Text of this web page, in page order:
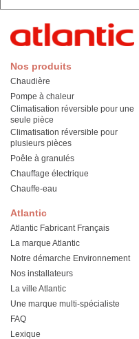
Atlantic
Atlantic Fabricant Français
La marque Atlantic
Notre démarche Environnement
Nos installateurs
La ville Atlantic
Une marque multi-spécialiste
FAQ
Lexique
Nos produits
Chaudière
Pompe à chaleur
Climatisation réversible pour une
seule pièce
Climatisation réversible pour
plusieurs pièces
Poêle à granulés
Chauffage électrique
Chauffe-eau